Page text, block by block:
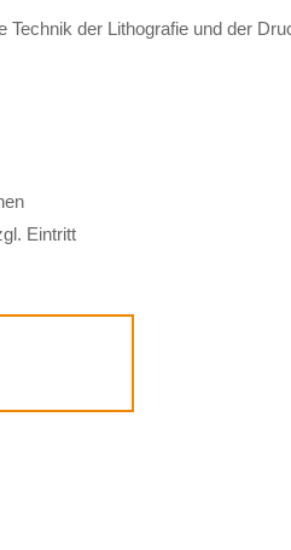
der Lithografie und der
Eintritt